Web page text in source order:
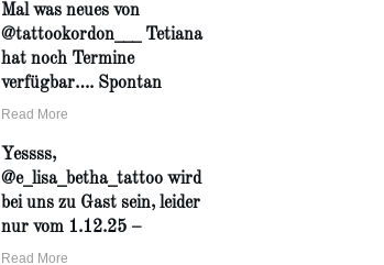
Mal was neues von
@tattookordon___ Tetiana
hat noch Termine
verfügbar…. Spontan
Read More
Yessss,
@e_lisa_betha_tattoo wird
bei uns zu Gast sein, leider
nur vom 1.12.25 –
Read More